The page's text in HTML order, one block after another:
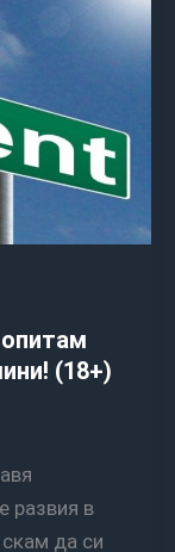
(18+)
развия в
да си